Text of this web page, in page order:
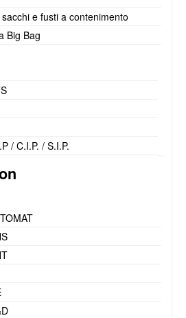
e fusti a contenimento
Big Bag
/ C.I.P. / S.I.P.